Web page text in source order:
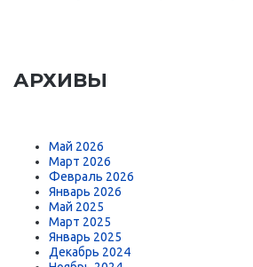
АРХИВЫ
Май 2026
Март 2026
Февраль 2026
Январь 2026
Май 2025
Март 2025
Январь 2025
Декабрь 2024